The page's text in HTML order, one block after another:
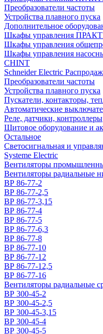
Преобразователи частоты
Устройства плавного пуска
Дополнительное
Шкафы управления
Шкафы управления
Шкафы управления
CHINT
Schneider Electric
Преобразователи частоты
Устройства плавного пуска
Пускатели, контакторы,
Автоматические
Реле, датчики, контроллеры
Щитовое оборудование и
Остальное
Светосигнальная и
Systeme Electric
Вентиляторы
Вентиляторы радиальные
ВР 86-77-2
ВР 86-77-2,5
ВР 86-77-3,15
ВР 86-77-4
ВР 86-77-5
ВР 86-77-6,3
ВР 86-77-8
ВР 86-77-10
ВР 86-77-12
ВР 86-77-12,5
ВР 86-77-16
Вентиляторы радиальные
ВР 300-45-2
ВР 300-45-2,5
ВР 300-45-3,15
ВР 300-45-4
ВР 300-45-5